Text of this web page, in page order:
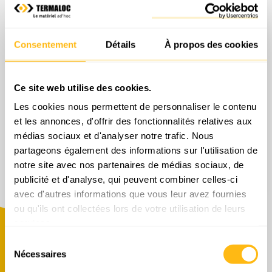
Consentement Détails À propos des cookies
Ce site web utilise des cookies.
Les cookies nous permettent de personnaliser le contenu
et les annonces, d'offrir des fonctionnalités relatives aux
médias sociaux et d'analyser notre trafic. Nous
partageons également des informations sur l'utilisation de
notre site avec nos partenaires de médias sociaux, de
publicité et d'analyse, qui peuvent combiner celles-ci
avec d'autres informations que vous leur avez fournies
ou qu'ils ont collectées lors de votre utilisation de leurs
Nécessaires
En savoir plus